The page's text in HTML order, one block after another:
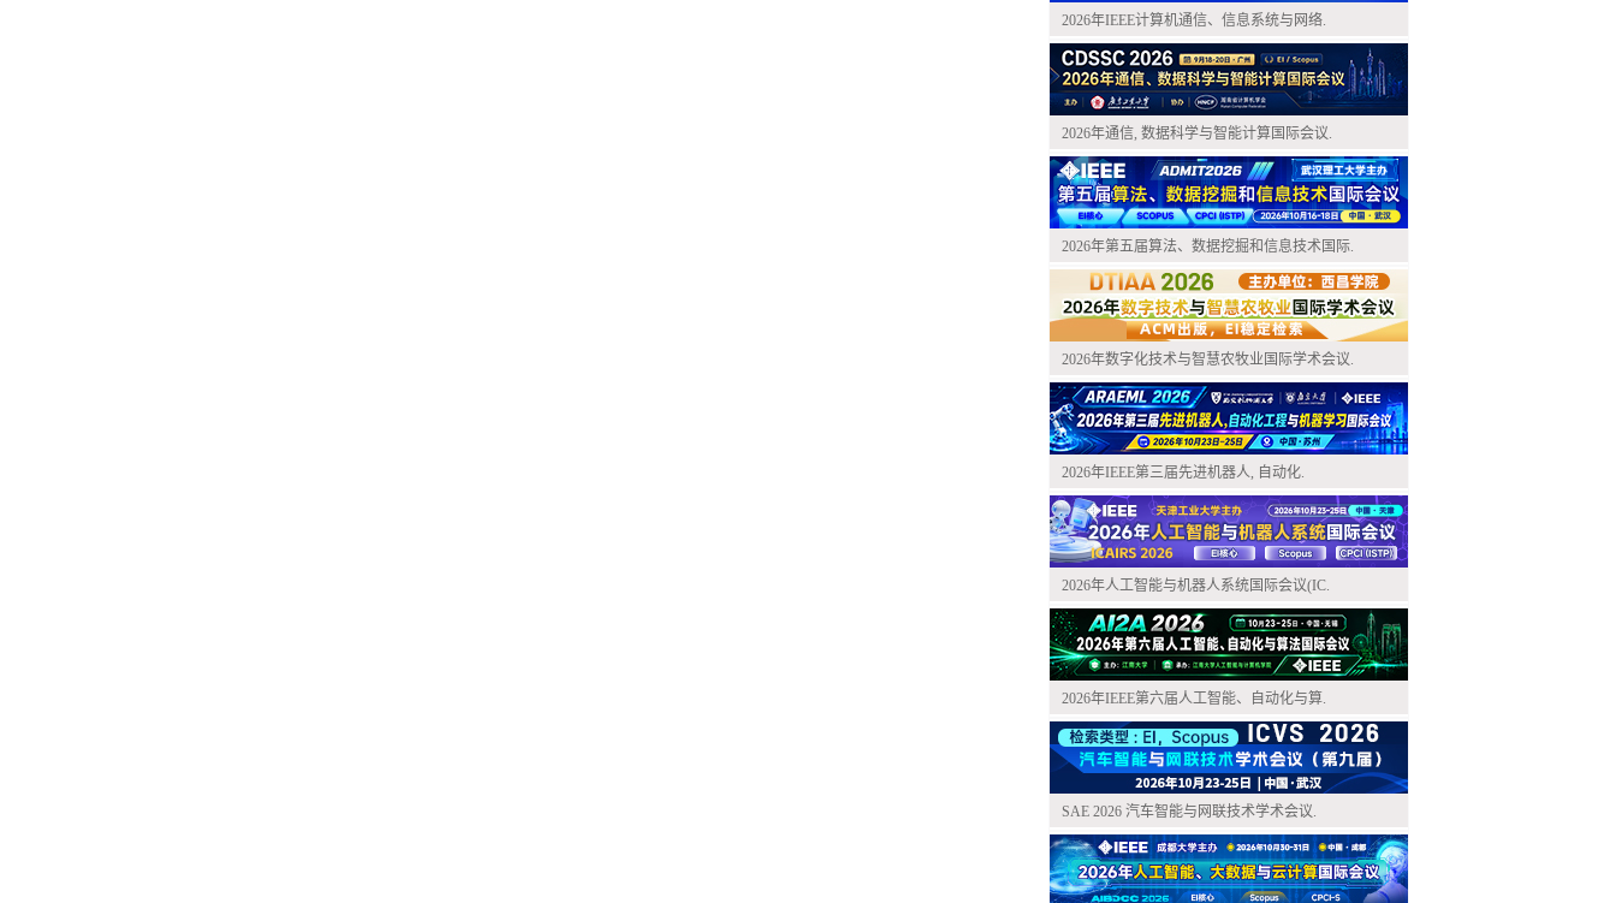
2026年IEEE计算机通信、信息系统与网络.
2026年通信, 数据科学与智能计算国际会议.
2026年第五届算法、数据挖掘和信息技术国际.
2026年数字化技术与智慧农牧业国际学术会议.
2026年IEEE第三届先进机器人, 自动化.
2026年人工智能与机器人系统国际会议(IC.
2026年IEEE第六届人工智能、自动化与算.
SAE 2026 汽车智能与网联技术学术会议.